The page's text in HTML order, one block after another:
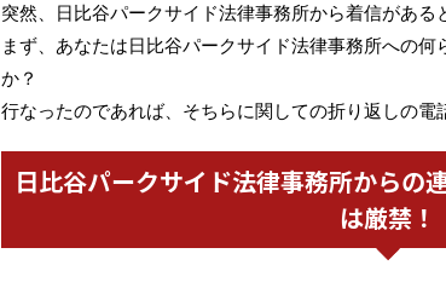
突然、日比谷パークサイド法律事務所から着信がある
まず、あなたは日比谷パークサイド法律事務所への
か？
行なったのであれば、そちらに関しての折り返しの電
日比谷パークサイド法律事務所からの
は厳禁！